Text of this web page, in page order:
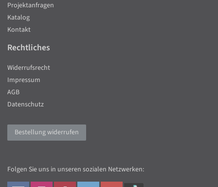
Projektanfragen
Katalog
Kontakt
Rechtliches
Widerrufsrecht
Impressum
AGB
Datenschutz
Bestellung widerrufen
Folgen Sie uns in unseren sozialen Netzwerken: